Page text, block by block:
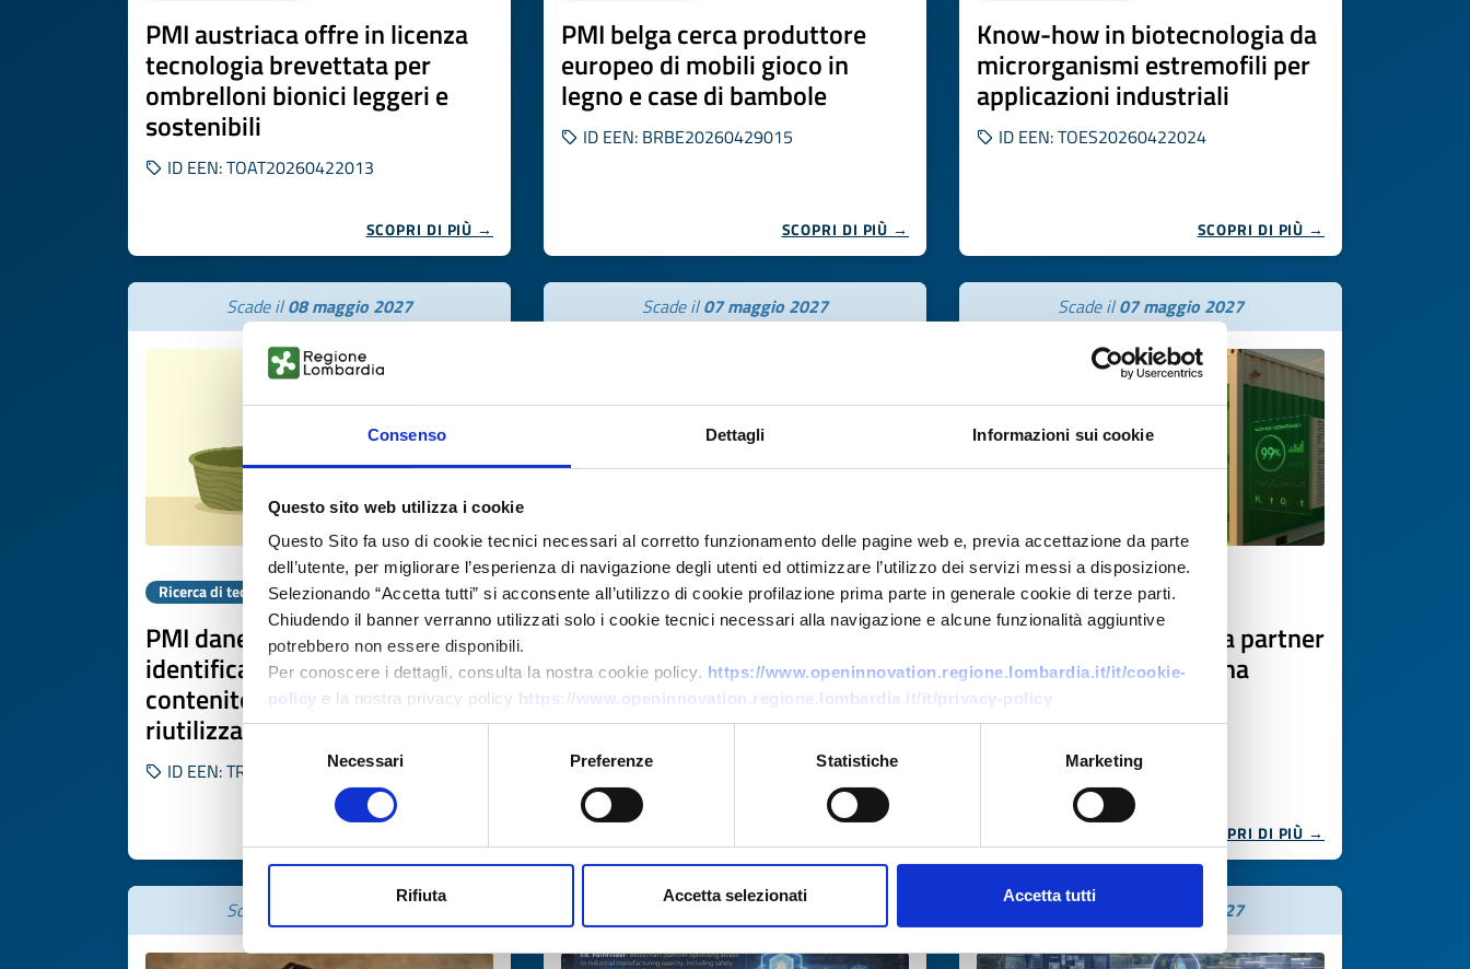
Consenso Dettagli Informazioni sui cookie
Questo sito web utilizza i cookie
Questo Sito fa uso di cookie tecnici necessari al corretto funzionamento delle pagine web e, previa accettazione da parte
dell’utente, per migliorare l’esperienza di navigazione degli utenti ed ottimizzare l’utilizzo dei servizi messi a disposizione.
Selezionando “Accetta tutti” si acconsente all’utilizzo di cookie profilazione prima parte in generale cookie di terze parti.
Chiudendo il banner verranno utilizzati solo i cookie tecnici necessari alla navigazione e alcune funzionalità aggiuntive
potrebbero non essere disponibili.
Per conoscere i dettagli, consulta la nostra cookie policy. https://www.openinnovation.regione.lombardia.it/it/cookie-
policy e la nostra privacy policy https://www.openinnovation.regione.lombardia.it/it/privacy-policy
Selezione
del
Necessari Preferenze Statistiche Marketing
Rifiuta Accetta selezionati Accetta tutti
PMI austriaca offre in licenza
tecnologia brevettata per
ombrelloni bionici leggeri e
sostenibili
ID EEN: TOAT20260422013
SCOPRI DI PIÙ →
PMI belga cerca produttore
europeo di mobili gioco in
legno e case di bambole
ID EEN: BRBE20260429015
SCOPRI DI PIÙ →
Know-how in biotecnologia da
microrganismi estremofili per
applicazioni industriali
ID EEN: TOES20260422024
SCOPRI DI PIÙ →
Scade il08 maggio 2027
Ricerca di tecnologia
PMI danese cerca tecnologia di
identificazione univoca per
contenitori alimentari
riutilizzabili
ID EEN: TRDK20260506001
Scade il07 maggio 2027
Ricerca di tecnologia
Promotore tedesco cerca
integratore per sistema
energetico rinnovabile multi-
fonte in Moldova
ID EEN: TRDE20260413017
Scade il07 maggio 2027
Ricerca di tecnologia
Startup spagnola cerca partner
per validare piattaforma
analitica per energie
rinnovabili
ID EEN: TRES20260408022
SCOPRI DI PIÙ →
Scade il 07 maggio 2027 Scade il07 maggio 2027 Scade il 07 maggio 2027